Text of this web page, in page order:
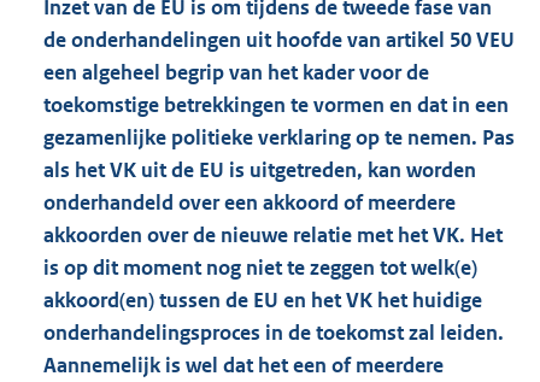
Inzet van de EU is om tijdens de tweede fase van
de onderhandelingen uit hoofde van artikel 50 VEU
een algeheel begrip van het kader voor de
toekomstige betrekkingen te vormen en dat in een
gezamenlijke politieke verklaring op te nemen. Pas
als het VK uit de EU is uitgetreden, kan worden
onderhandeld over een akkoord of meerdere
akkoorden over de nieuwe relatie met het VK. Het
is op dit moment nog niet te zeggen tot welk(e)
akkoord(en) tussen de EU en het VK het huidige
onderhandelingsproces in de toekomst zal leiden.
Aannemelijk is wel dat het een of meerdere